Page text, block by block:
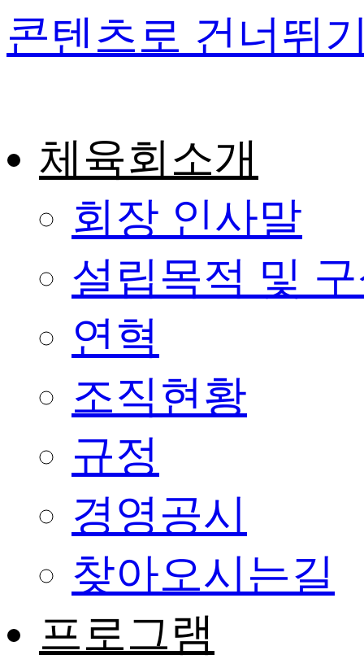
콘텐츠로 건너뛰
체육회소개
회장 인사말
설립목적 및
연혁
조직현황
규정
경영공시
찾아오시는길
프로그램